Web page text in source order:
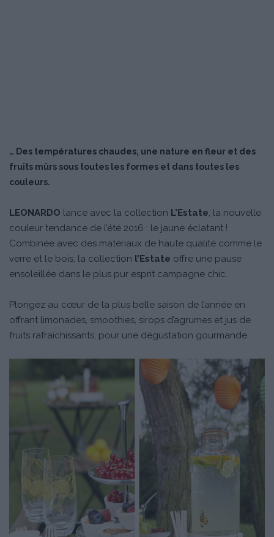
… Des températures chaudes, une nature en fleur et des
fruits mûrs sous toutes les formes et dans toutes les
couleurs.
LEONARDO lance avec la collection L’Estate, la nouvelle
couleur tendance de l’été 2016 : le jaune éclatant !
Combinée avec des matériaux de haute qualité comme le
verre et le bois, la collection l’Estate offre une pause
ensoleillée dans le plus pur esprit campagne chic.
Plongez au cœur de la plus belle saison de l’année en
offrant limonades, smoothies, sirops d’agrumes et jus de
fruits rafraîchissants, pour une dégustation gourmande.